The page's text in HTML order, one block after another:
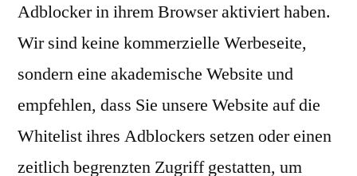
Adblocker in ihrem Browser aktiviert haben.
Wir sind keine kommerzielle Werbeseite,
sondern eine akademische Website und
empfehlen, dass Sie unsere Website auf die
Whitelist ihres Adblockers setzen oder einen
zeitlich begrenzten Zugriff gestatten, um